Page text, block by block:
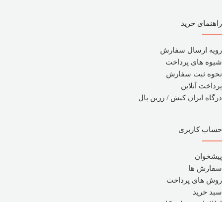
راهنمای خرید
رویه ارسال سفارش
شیوه های پرداخت
نحوه ثبت سفارش
پرداخت آنلاین
درگاه ایران کیش / زرین پال
حساب کاربری
پیشخوان
سفارش ها
روش های پرداخت
سبد خرید